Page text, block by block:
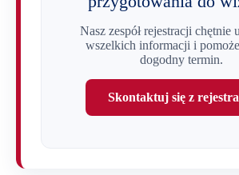
Nasz zespół rejestracji chętnie
wszelkich informacji i
dogodny termin.
Skontaktuj się z